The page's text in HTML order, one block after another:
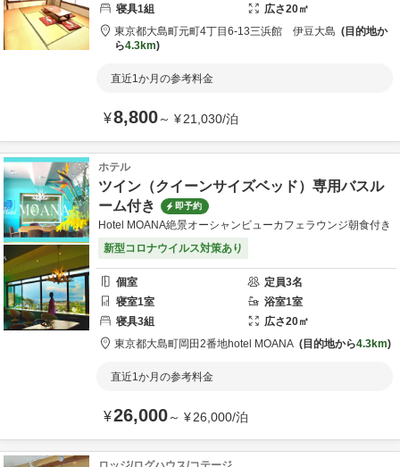
寝具1組 広さ20㎡
東京都大島町元町4丁目6-13三浜館 伊豆大島
目的地か
ら4.3km
直近1か月の参考料金
¥8,800～ ¥21,030/泊
ホテル
ツイン（クイーンサイズベッド）専用バスル
ーム付き
即予約
Hotel MOANA絶景オーシャンビューカフェラウンジ朝食付き
新型コロナウイルス対策あり
個室 定員3名
寝室1室 浴室1室
寝具3組 広さ20㎡
東京都大島町岡田2番地hotel MOANA 目的地から4.3km
直近1か月の参考料金
¥26,000～ ¥26,000/泊